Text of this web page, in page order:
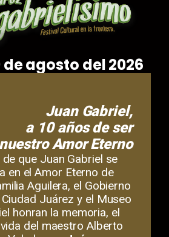
de agosto del 2026
Juan Gabriel,
a 10 años de ser
nuestro Amor Eterno
que Juan Gabriel se
en el Amor Eterno de
Aguilera, el Gobierno
Juárez y el Museo
honran la memoria, el
del maestro Alberto